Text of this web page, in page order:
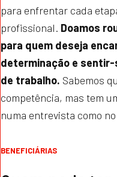
para enfrentar cada
profissional. Doamos
para quem deseja
determinação e
de trabalho. Sabemos
competência, mas tem
numa entrevista como
BENEFICIÁRIAS